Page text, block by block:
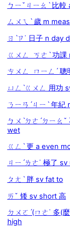
ㄅㄧˇㄐㄧㄠˋ 比
ㄙㄨㄟˋ 歲 m
ㄖˋㄗ˙ 日子 n day
ㄍㄨㄥ ㄎㄜˋ 功
ㄘㄨㄥ ㄇㄧㄥˊ
ㄩㄥˋㄍㄨㄥ 用功
ㄋㄧㄢˊㄐㄧˋ 年紀
ㄅㄨˋㄉㄜˊㄉㄧ
wet
ㄍㄥˋ 更 a even
ㄐㄧˊㄌㄜ˙ 極了
ㄆㄤˋ 胖 sv fat to
ㄞˇ 矮 sv short 高
ㄉㄨㄛˊ(ㄇㄜ˙ 多
high